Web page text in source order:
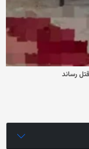
رساند